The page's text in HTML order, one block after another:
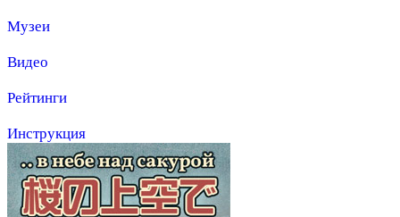
Музеи
Видео
Рейтинги
Инструкция